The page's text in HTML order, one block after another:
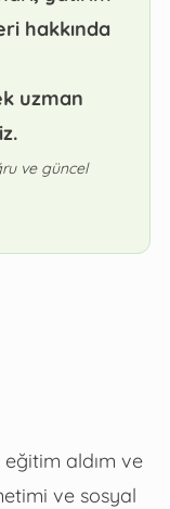
hakkında
uzman
ve güncel
aldım ve
ve sosyal